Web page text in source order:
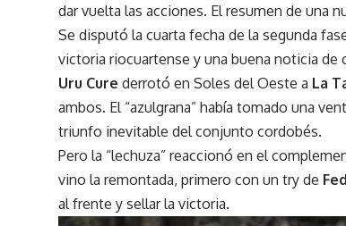
dar vuelta las acciones. El resumen de una
Se disputó la cuarta fecha de la segunda
victoria riocuartense y una buena noticia de
Uru Cure derrotó en Soles del Oeste a La
ambos. El “azulgrana” había tomado una
triunfo inevitable del conjunto cordobés.
Pero la “lechuza” reaccionó en el
vino la remontada, primero con un try de
al frente y sellar la victoria.